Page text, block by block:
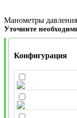
Манометры
Уточните
Конфигурация